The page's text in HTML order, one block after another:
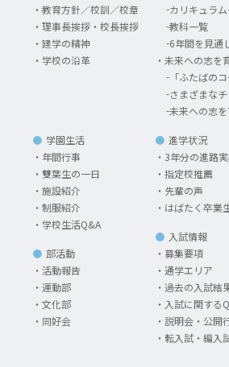
教育方針／校訓／校章
理事長挨拶・校長挨拶
建学の精神
学校の沿革
カリキュラ
教科一覧
6年間を見通
未来への志を
「ふたばの
さまざまな
未来への志
学園生活
年間行事
雙葉生の一日
施設紹介
制服紹介
学校生活Q&A
部活動
活動報告
運動部
文化部
同好会
進学状況
3年分の進路
指定校推薦
先輩の声
はばたく卒業
入試情報
募集要項
通学エリア
過去の入試結
入試に関する
説明会・公開
転入試・編入